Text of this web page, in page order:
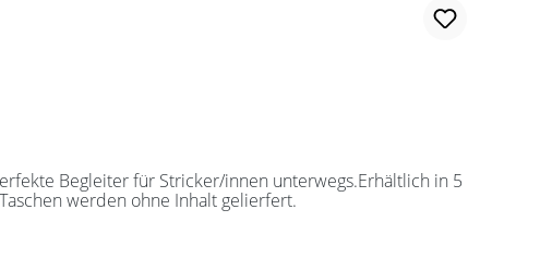
Begleiter für Stricker/innen unterwegs.Erhältlich in 5
werden ohne Inhalt gelierfert.